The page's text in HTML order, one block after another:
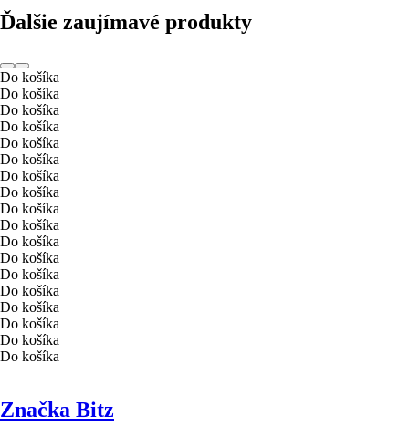
Ďalšie zaujímavé produkty
Do košíka
Do košíka
Do košíka
Do košíka
Do košíka
Do košíka
Do košíka
Do košíka
Do košíka
Do košíka
Do košíka
Do košíka
Do košíka
Do košíka
Do košíka
Do košíka
Do košíka
Do košíka
Značka Bitz